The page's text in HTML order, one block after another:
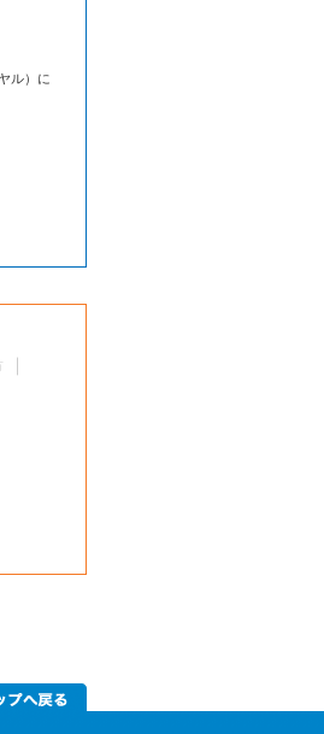
ル）に